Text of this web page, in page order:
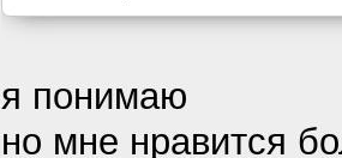
я понимаю
но мне нравится